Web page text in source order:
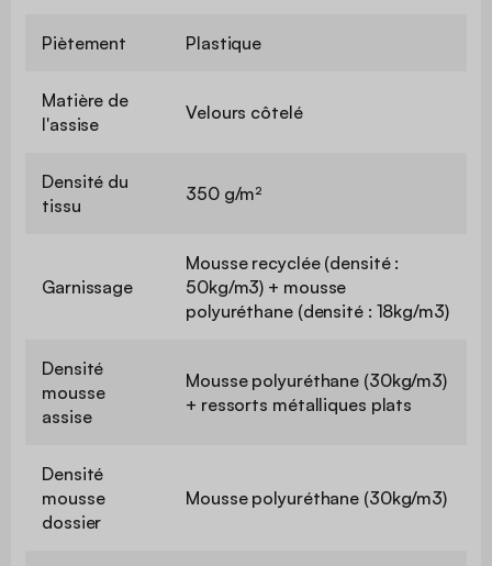
Piètement Plastique
Matière de
l'assise
Velours côtelé
Densité du
tissu
350 g/m²
Garnissage
Mousse recyclée (densité :
50kg/m3) + mousse
polyuréthane (densité : 18kg/m3)
Densité
mousse
assise
Mousse polyuréthane (30kg/m3)
+ ressorts métalliques plats
Densité
mousse
dossier
Mousse polyuréthane (30kg/m3)